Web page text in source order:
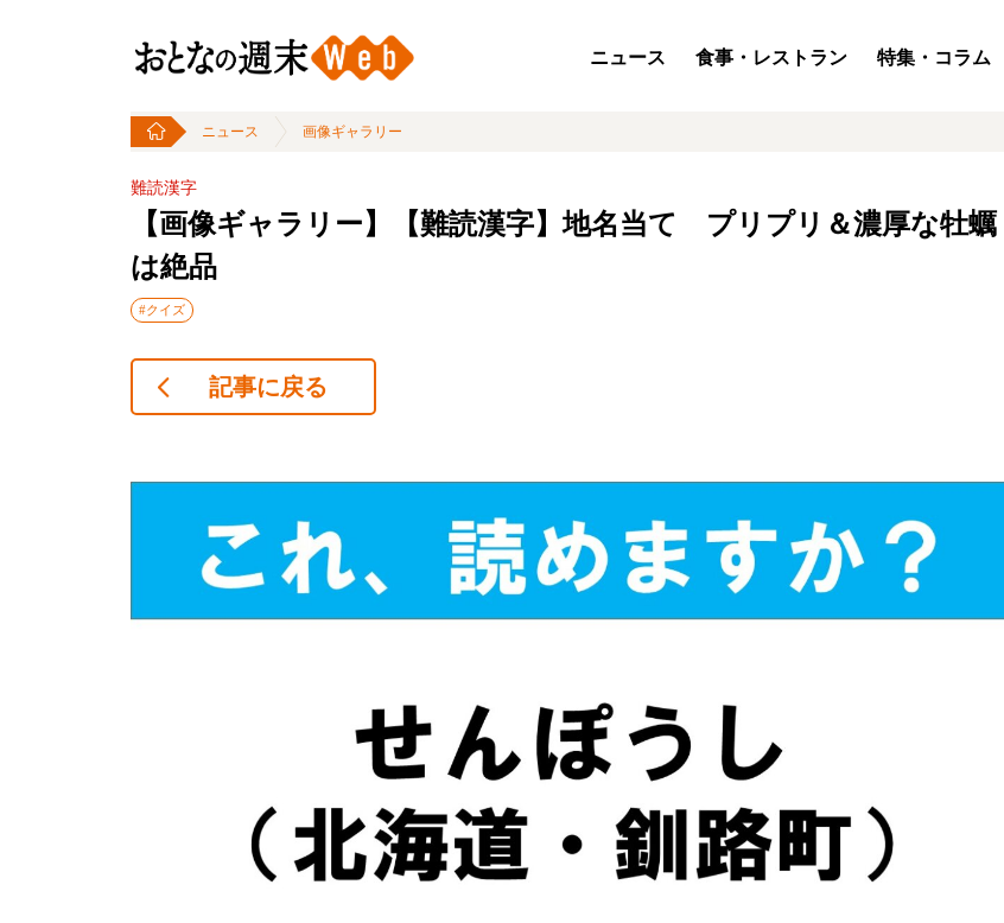
ニュース 食事・レストラン 特集・コラム
ニュース 画像ギャラリー
難読漢字
【画像ギャラリー】【難読漢字】地名当て プリプリ＆濃厚な牡蠣
は絶品
#クイズ
記事に戻る